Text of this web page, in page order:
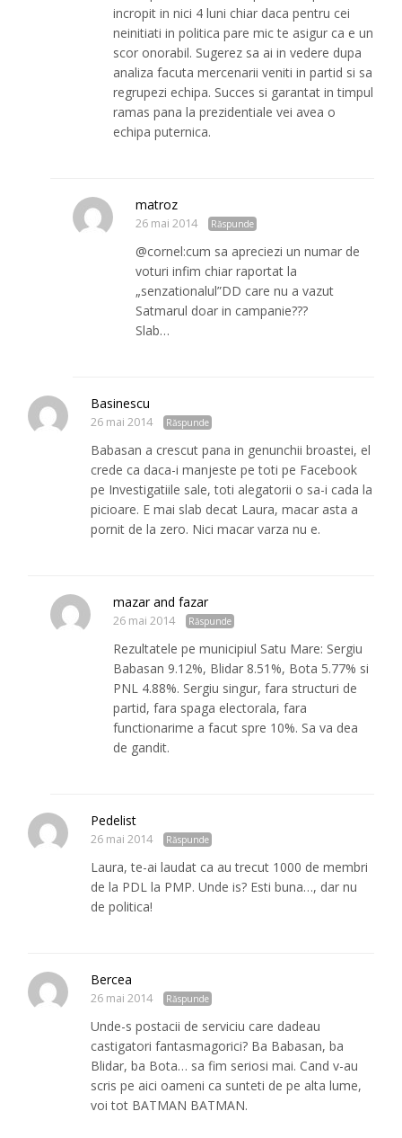
incropit in nici 4 luni chiar daca pentru cei
neinitiati in politica pare mic te asigur ca e un
scor onorabil. Sugerez sa ai in vedere dupa
analiza facuta mercenarii veniti in partid si sa
regrupezi echipa. Succes si garantat in timpul
ramas pana la prezidentiale vei avea o
echipa puternica.
matroz
26 mai 2014 Răspunde
@cornel:cum sa apreciezi un numar de
voturi infim chiar raportat la
„senzationalul”DD care nu a vazut
Satmarul doar in campanie???
Slab…
Basinescu
26 mai 2014 Răspunde
Babasan a crescut pana in genunchii broastei, el
crede ca daca-i manjeste pe toti pe Facebook
pe Investigatiile sale, toti alegatorii o sa-i cada la
picioare. E mai slab decat Laura, macar asta a
pornit de la zero. Nici macar varza nu e.
mazar and fazar
26 mai 2014 Răspunde
Rezultatele pe municipiul Satu Mare: Sergiu
Babasan 9.12%, Blidar 8.51%, Bota 5.77% si
PNL 4.88%. Sergiu singur, fara structuri de
partid, fara spaga electorala, fara
functionarime a facut spre 10%. Sa va dea
de gandit.
Pedelist
26 mai 2014 Răspunde
Laura, te-ai laudat ca au trecut 1000 de membri
de la PDL la PMP. Unde is? Esti buna…, dar nu
de politica!
Bercea
26 mai 2014 Răspunde
Unde-s postacii de serviciu care dadeau
castigatori fantasmagorici? Ba Babasan, ba
Blidar, ba Bota… sa fim seriosi mai. Cand v-au
scris pe aici oameni ca sunteti de pe alta lume,
voi tot BATMAN BATMAN.